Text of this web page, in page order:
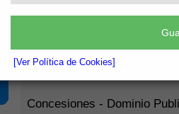
[Ver Política de Cookies]
Anuncios Otras
PLIEGO SUBASTA BARRA
Concesiones - Dominio